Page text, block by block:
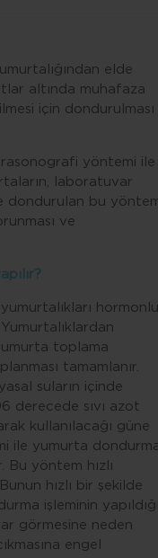
elde
altında muhafaza
için dondurulması
yöntemi ile
laboratuvar
dondurulan bu
ve
hormonlu
toplama
tamamlanır.
suların içinde
derecede sıvı azot
kullanılacağı güne
ile yumurta
Bu yöntem hızlı
hızlı bir şekilde
işleminin
görmesine neden
engel